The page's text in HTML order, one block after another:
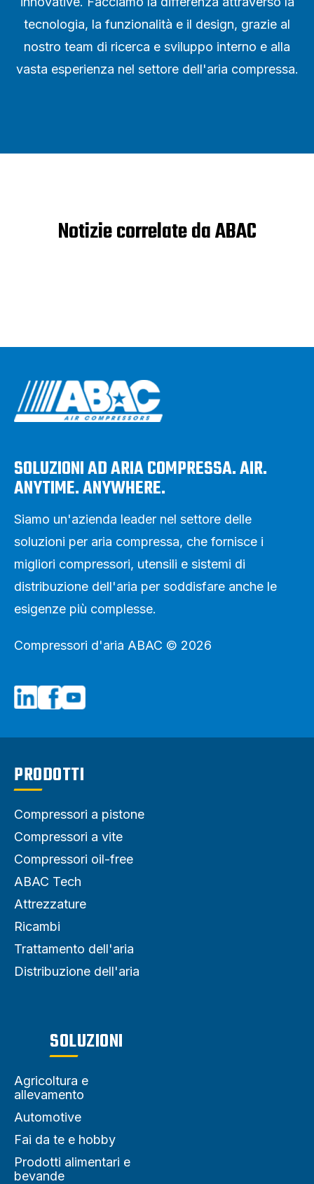
tecnologia, la funzionalità e il design, grazie al
nostro team di ricerca e sviluppo interno e alla
vasta esperienza nel settore dell'aria compressa.
Notizie correlate da ABAC
SOLUZIONI AD ARIA COMPRESSA. AIR.
ANYTIME. ANYWHERE.
Siamo un'azienda leader nel settore delle
soluzioni per aria compressa, che fornisce i
migliori compressori, utensili e sistemi di
distribuzione dell'aria per soddisfare anche le
esigenze più complesse.
Compressori d'aria ABAC © 2026
PRODOTTI
Compressori a pistone
Compressori a vite
Compressori oil-free
ABAC Tech
Attrezzature
Ricambi
Trattamento dell'aria
Distribuzione dell'aria
SOLUZIONI
Agricoltura e
allevamento
Automotive
Fai da te e hobby
Prodotti alimentari e
bevande